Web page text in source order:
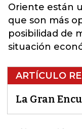
Oriente están
que son más
posibilidad de
situación
ARTÍCULO
La Gran